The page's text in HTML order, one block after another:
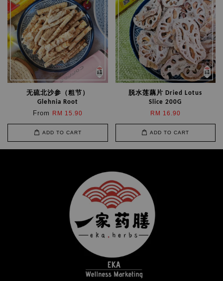
无硫北沙参（粗节）
Glehnia Root
From RM 15.90
ADD TO CART
脱水莲藕片 Dried Lotus
Slice 200G
RM 16.90
ADD TO CART